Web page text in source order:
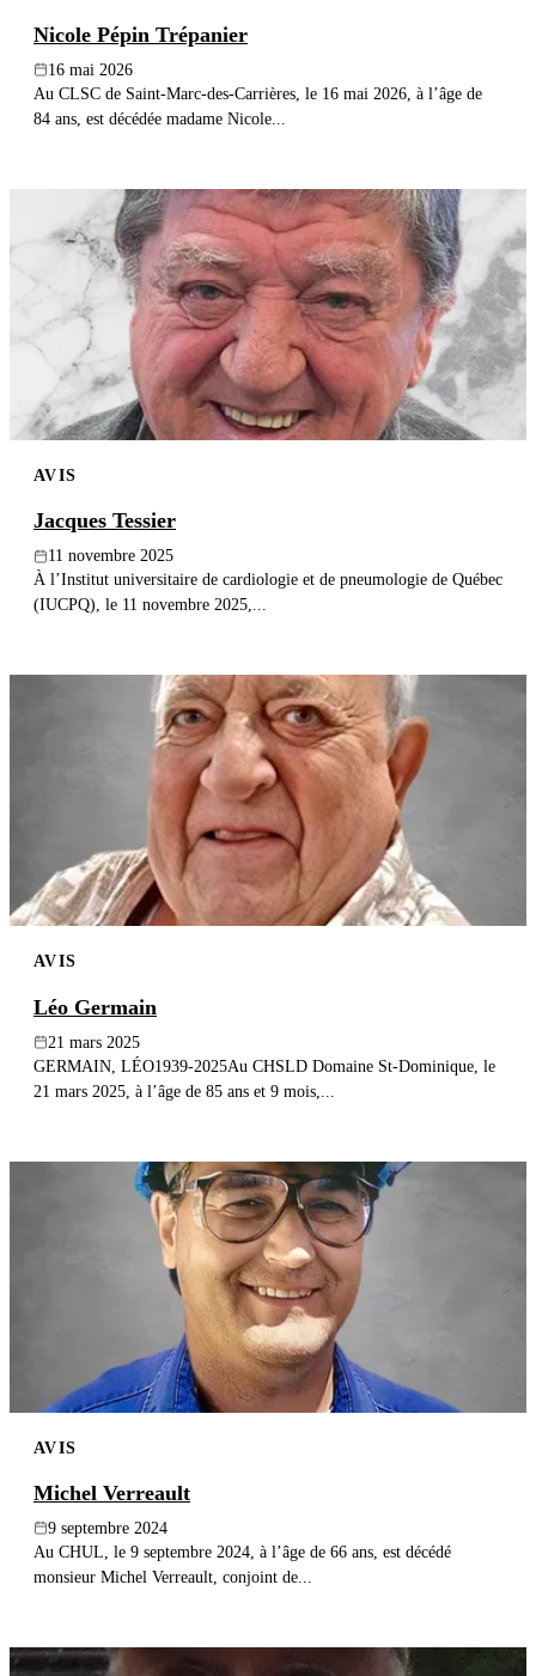
Nicole Pépin Trépanier
16 mai 2026
Au CLSC de Saint-Marc-des-Carrières, le 16 mai 2026, à l’âge de
84 ans, est décédée madame Nicole...
AVIS
Jacques Tessier
11 novembre 2025
À l’Institut universitaire de cardiologie et de pneumologie de Québec
(IUCPQ), le 11 novembre 2025,...
AVIS
Léo Germain
21 mars 2025
GERMAIN, LÉO1939-2025Au CHSLD Domaine St-Dominique, le
21 mars 2025, à l’âge de 85 ans et 9 mois,...
AVIS
Michel Verreault
9 septembre 2024
Au CHUL, le 9 septembre 2024, à l’âge de 66 ans, est décédé
monsieur Michel Verreault, conjoint de...